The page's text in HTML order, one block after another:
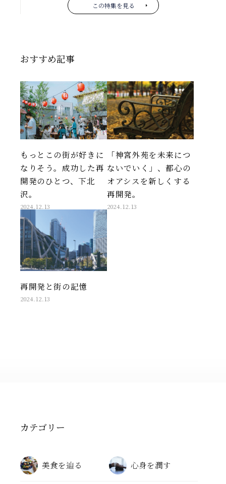
この特集を見る
おすすめ記事
もっとこの街が好きに
なりそう。成功した再
開発のひとつ、下北
沢。
2024.12.13
「神宮外苑を未来につ
ないでいく」、都心の
オアシスを新しくする
再開発。
2024.12.13
再開発と街の記憶
2024.12.13
カテゴリー
美食を辿る 心身を潤す